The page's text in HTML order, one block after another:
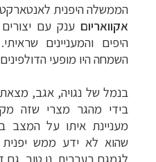
הממשלה היפנית
אקוואריום ענק עם
היפים והמעניינים
השמחה היו מופעי
בנמל של נגויה, אגב,
בידי מהגר מצרי שזה
מעניינת איתו על המצב
שהוא לא ידע ממש יפנית
לגמגם בערבית. נו טוב, גם